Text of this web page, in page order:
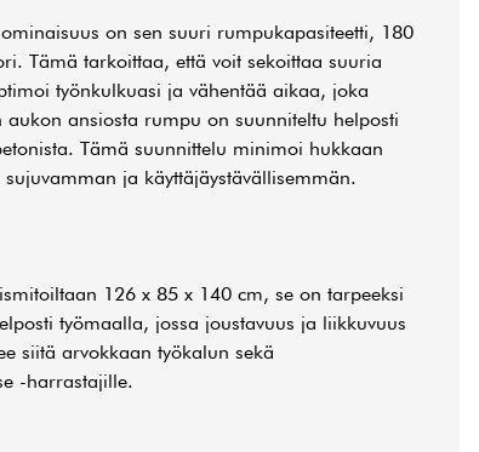
on sen suuri rumpukapasiteetti, 180
Tämä tarkoittaa, että voit sekoittaa suuria
työnkulkuasi ja vähentää aikaa, joka
ansiosta rumpu on suunniteltu helposti
Tämä suunnittelu minimoi hukkaan
ja käyttäjäystävällisemmän.
126 x 85 x 140 cm, se on tarpeeksi
työmaalla, jossa joustavuus ja liikkuvuus
siitä arvokkaan työkalun sekä
-harrastajille.